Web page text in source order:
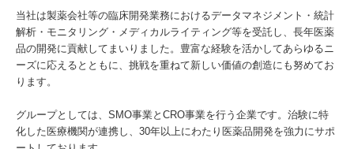
当社は製薬会社等の臨床開発業務におけるデータマネジメント・統計
解析・モニタリング・メディカルライティング等を受託し、長年医薬
品の開発に貢献してまいりました。豊富な経験を活かしてあらゆるニ
ーズに応えるとともに、挑戦を重ねて新しい価値の創造にも努めてお
ります。
グループとしては、SMO事業とCRO事業を行う企業です。治験に特
化した医療機関が連携し、30年以上にわたり医薬品開発を強力にサポ